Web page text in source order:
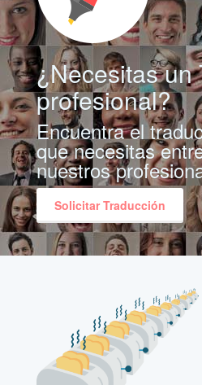
¿Necesitas un
profesional?
Encuentra el
que necesitas
nuestros
Solicitar Traducción